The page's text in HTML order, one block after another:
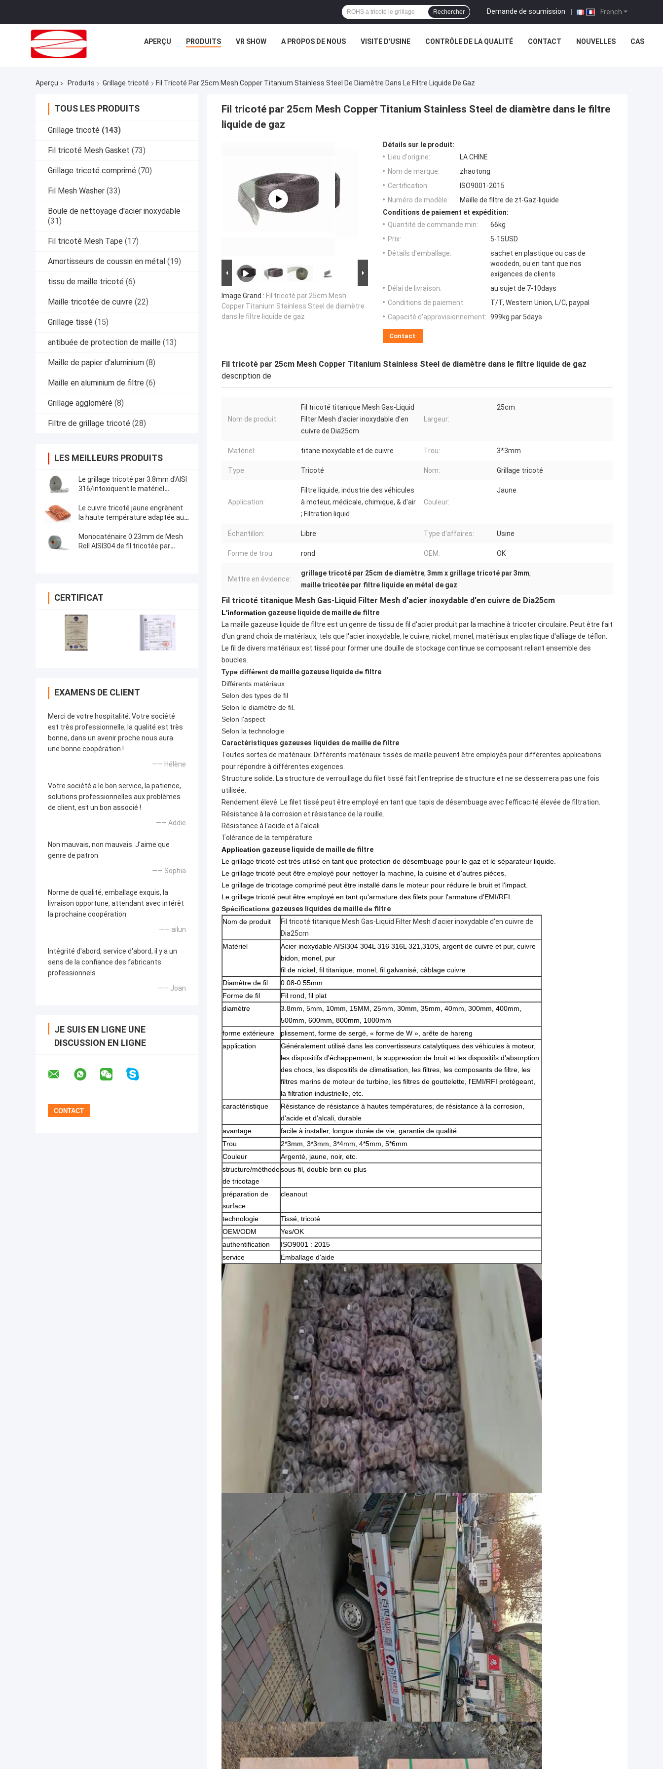
French
Demande de soumission |
Rechercher
APERÇU PRODUITS VR SHOW A PROPOS DE NOUS VISITE D'USINE CONTRÔLE DE LA QUALITÉ CONTACT NOUVELLES CAS
Aperçu Produits Grillage tricoté Fil Tricoté Par 25cm Mesh Copper Titanium Stainless Steel De Diamètre Dans Le Filtre Liquide De Gaz
TOUS LES PRODUITS
Grillage tricoté (143)
Fil tricoté Mesh Gasket (73)
Grillage tricoté comprimé (70)
Fil Mesh Washer (33)
Boule de nettoyage d'acier inoxydable
(31)
Fil tricoté Mesh Tape (17)
Amortisseurs de coussin en métal (19)
tissu de maille tricoté (6)
Maille tricotée de cuivre (22)
Grillage tissé (15)
antibuée de protection de maille (13)
Maille de papier d'aluminium (8)
Maille en aluminium de filtre (6)
Grillage aggloméré (8)
Filtre de grillage tricoté (28)
LES MEILLEURS PRODUITS
Le grillage tricoté par 3.8mm d'AISI
316/intoxiquent le matériel
Mesh Filter For Etats-Unis
Le cuivre tricoté jaune engrènent
la haute température adaptée aux
100mm résistante pour le filtre
Monocaténaire 0.23mm de Mesh
Roll AISI304 de fil tricotée par
CERTIFICAT
EXAMENS DE CLIENT
Merci de votre hospitalité. Votre société
est très professionnelle, la qualité est très
bonne, dans un avenir proche nous aura
une bonne coopération !
—— Hélène
Votre société a le bon service, la patience,
solutions professionnelles aux problèmes
de client, est un bon associé !
—— Addie
Non mauvais, non mauvais. J'aime que
genre de patron
—— Sophia
Norme de qualité, emballage exquis, la
livraison opportune, attendant avec intérêt
la prochaine coopération
—— ailun
Intégrité d'abord, service d'abord, il y a un
sens de la confiance des fabricants
professionnels
—— Joan
JE SUIS EN LIGNE UNE
DISCUSSION EN LIGNE
Fil tricoté par 25cm Mesh Copper Titanium Stainless Steel de diamètre dans le filtre
liquide de gaz
Image Grand : Fil tricoté par 25cm Mesh
Copper Titanium Stainless Steel de diamètre
dans le filtre liquide de gaz
Détails sur le produit:
Lieu d'origine:
LA CHINE
Nom de marque:
zhaotong
Certification:
ISO9001-2015
Numéro de modèle:
Maille de filtre de zt-Gaz-liquide
Conditions de paiement et expédition:
Quantité de commande min:
66kg
Prix:
5-15USD
Détails d'emballage:
sachet en plastique ou cas de
woodedn, ou en tant que nos
exigences de clients
Délai de livraison:
au sujet de 7-10days
Conditions de paiement:
T/T, Western Union, L/C, paypal
Capacité d'approvisionnement: 999kg par 5days
Contact
Fil tricoté par 25cm Mesh Copper Titanium Stainless Steel de diamètre dans le filtre liquide de gaz
description de
Nom de produit:
Fil tricoté titanique Mesh Gas-Liquid
Filter Mesh d'acier inoxydable d'en
cuivre de Dia25cm
Largeur:
25cm
Matériel: titane inoxydable et de cuivre Trou: 3*3mm
Type: Tricoté Nom: Grillage tricoté
Application:
Filtre liquide, industrie des véhicules
à moteur, médicale, chimique, & d'air
; Filtration liquid
Couleur:
Jaune
Échantillon: Libre Type d'affaires: Usine
Forme de trou: rond OEM: OK
Mettre en évidence:
grillage tricoté par 25cm de diamètre, 3mm x grillage tricoté par 3mm,
maille tricotée par filtre liquide en métal de gaz
Fil tricoté titanique Mesh Gas-Liquid Filter Mesh d'acier inoxydable d'en cuivre de Dia25cm
L'information gazeuse liquide de maillede filtre
La maille gazeuse liquide de filtre est un genre de tissu de fil d'acier produit par la machine à tricoter circulaire. Peut être fait
d'un grand choix de matériaux, tels que l'acier inoxydable, le cuivre, nickel, monel, matériaux en plastique d'alliage de téflon.
Le fil de divers matériaux est tissé pour former une douille de stockage continue se composant reliant ensemble des
boucles.
Type différent de maille gazeuse liquidede filtre
Différents matériaux
Selon des types de fil
Selon le diamètre de fil.
Selon l'aspect
Selon la technologie
Caractéristiques gazeuses liquides de maille de filtre
Toutes sortes de matériaux. Différents matériaux tissés de maille peuvent être employés pour différentes applications
pour répondre à différentes exigences.
Structure solide. La structure de verrouillage du filet tissé fait l'entreprise de structure et ne se desserrera pas une fois
utilisée.
Rendement élevé. Le filet tissé peut être employé en tant que tapis de désembuage avec l'efficacité élevée de filtration.
Résistance à la corrosion et résistance de la rouille.
Résistance à l'acide et à l'alcali.
Tolérance de la température.
Application gazeuse liquide de maillede filtre
Le grillage tricoté est très utilisé en tant que protection de désembuage pour le gaz et le séparateur liquide.
Le grillage tricoté peut être employé pour nettoyer la machine, la cuisine et d'autres pièces.
Le grillage de tricotage comprimé peut être installé dans le moteur pour réduire le bruit et l'impact.
Le grillage tricoté peut être employé en tant qu'armature des filets pour l'armature d'EMI/RFI.
Spécifications gazeuses liquides de maillede filtre
Nom de produit
Fil tricoté titanique Mesh Gas-Liquid Filter Mesh d'acier inoxydable d'en cuivre de
Dia25cm
Matériel
Acier inoxydable AISI304 304L 316 316L 321,310S, argent de cuivre et pur, cuivre
bidon, monel, pur
fil de nickel, fil titanique, monel, fil galvanisé, câblage cuivre
Diamètre de fil
0.08-0.55mm
Forme de fil
Fil rond, fil plat
diamètre
3.8mm, 5mm, 10mm, 15MM, 25mm, 30mm, 35mm, 40mm, 300mm, 400mm,
500mm, 600mm, 800mm, 1000mm
forme extérieure plissement, forme de sergé, « forme de W », arête de hareng
application
Généralement utilisé dans les convertisseurs catalytiques des véhicules à moteur,
les dispositifs d'échappement, la suppression de bruit et les dispositifs d'absorption
des chocs, les dispositifs de climatisation, les filtres, les composants de filtre, les
filtres marins de moteur de turbine, les filtres de gouttelette, l'EMI/RFI protégeant,
la filtration industrielle, etc.
caractéristique
Résistance de résistance à hautes températures, de résistance à la corrosion,
d'acide et d'alcali, durable
avantage
facile à installer, longue durée de vie, garantie de qualité
Trou
2*3mm, 3*3mm, 3*4mm, 4*5mm, 5*6mm
Couleur
Argenté, jaune, noir, etc.
structure/méthode
de tricotage
sous-fil, double brin ou plus
préparation de
surface
cleanout
technologie
Tissé, tricoté
OEM/ODM
Yes/OK
authentification
ISO9001 : 2015
service
Emballage d'aide